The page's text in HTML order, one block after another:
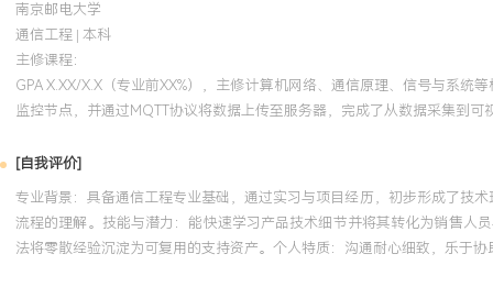
南京邮电大学
通信工程 | 本科
主修课程：
GPA X.XX/X.X（专业前XX%），主修计算机网络、通信原理、信号与系
监控节点，并通过MQTT协议将数据上传至服务器，完成了从数据采集到可
[自我评价]
专业背景：具备通信工程专业基础，通过实习与项目经历，初步形成了技
流程的理解。技能与潜力：能快速学习产品技术细节并将其转化为销售人
法将零散经验沉淀为可复用的支持资产。个人特质：沟通耐心细致，乐于